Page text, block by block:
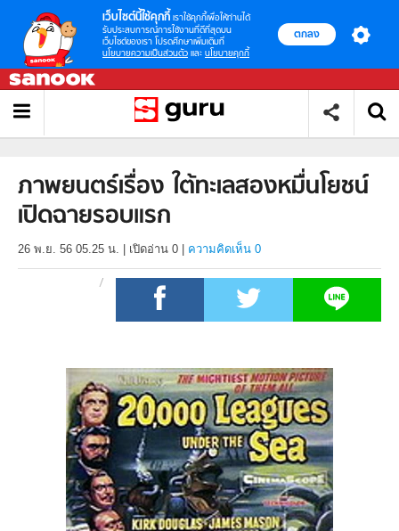
เว็บไซต์นี้ใช้คุกกี้ เราใช้คุกกี้เพื่อให้ท่านได้
รับประสบการณ์การใช้งานที่ดีที่สุดบน
เว็บไซต์ของเรา โปรดศึกษาเพิ่มเติมที่
นโยบายความเป็นส่วนตัว และ นโยบายคุกกี้
ตกลง
ภาพยนตร์เรื่อง ใต้ทะเลสองหมื่นโยชน์
เปิดฉายรอบแรก
26 พ.ย. 56 05.25 น. เปิดอ่าน 0 ความคิดเห็น 0